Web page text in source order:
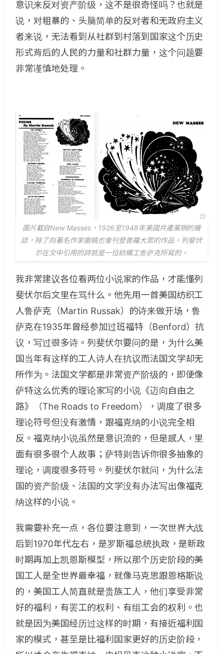
意识来反对资产阶级，这不是很奇怪吗？也就是
说，对粗暴的、头脑简单的反对者和无政府主义
者来说，无法看到从社群到村落到国家这个历史
形式背后的人民的力量和社群力量，这个问题要
非常谨慎地处理。
圖片截自New Masses，1926至1948年美國共產黨辦的雜
誌，除了向著名作家邀稿也會刊登普羅大眾的作品，列斐伏
尔在文中引用的詩就是一位紡織工鲁萨克所寫的。
我非常建议各位看两位小说家的作品，才能懂列
斐伏尔后文里在骂什么。他先用一首美国纺织工
人鲁萨克（Martin Russak）的诗来做开场，鲁
萨克在1935年曾经参加过班福特（Benford）抗
议，写过很多诗。列斐伏尔要问的是，为什么美
国当年有这样的工人诗人在抗议而法国文学却无
所作为。法国文学都是非常资产阶级的，即便像
萨特这么优秀的理论家写的小说《迈向自由之
路》（The Roads to Freedom），调度了很多
理论符号但没有激情，跟福克纳的小说完全相
反。福克纳小说虽然是意识流的，但是感人，里
面有很多很个人故事；萨特则告诉你很多抽象的
理论，调度很多符号。列斐伏尔就问，为什么法
国的资产阶级、法国的文学没有办法写出像福克
纳这样的小说。
我需要补充一点，各位要注意到，一次世界大战
后到1970年代左右，是罗斯福总统执政，是新政
时期再加上凯恩斯模型，所以那个历史阶段的美
国工人是全世界最幸福，就像马克思跟恩格斯说
的，美国工人简直就是贵族工人，他们享受非常
好的福利，有罢工的权利、有组工会的权利。也
就是因为美国经历过这样的时期，有接近福利国
家的模式，甚至是比福利国家更好的历史阶段，